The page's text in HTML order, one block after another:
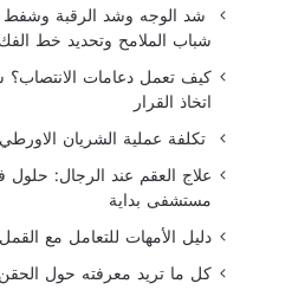
شد الوجه وشد الرقبة وشفط
شباب الملامح وتحديد خط الفك
كيف تعمل دعامات
اتخاذ القرار
تكلفة عملية الشريان الاورطي
علاج العقم عند الرجال:
مستشفى بداية
دليل الأمهات للتعامل مع
كل ما تريد معرفته حول